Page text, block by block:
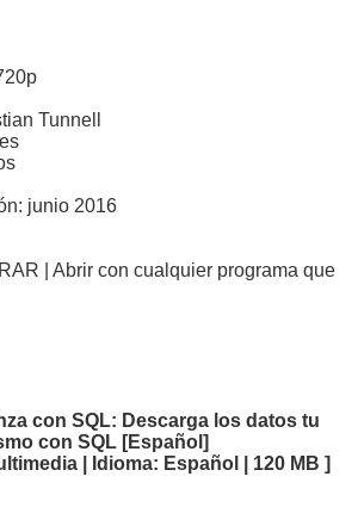
Tunnell
junio 2016
| Abrir con cualquier programa que
con SQL: Descarga los datos tu
con SQL [Español]
| Idioma: Español | 120 MB ]